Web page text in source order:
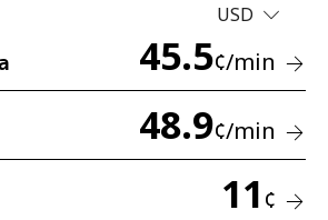
Aucun mot de passe créé
USD
45.5¢/min
48.9¢/min
11 ¢